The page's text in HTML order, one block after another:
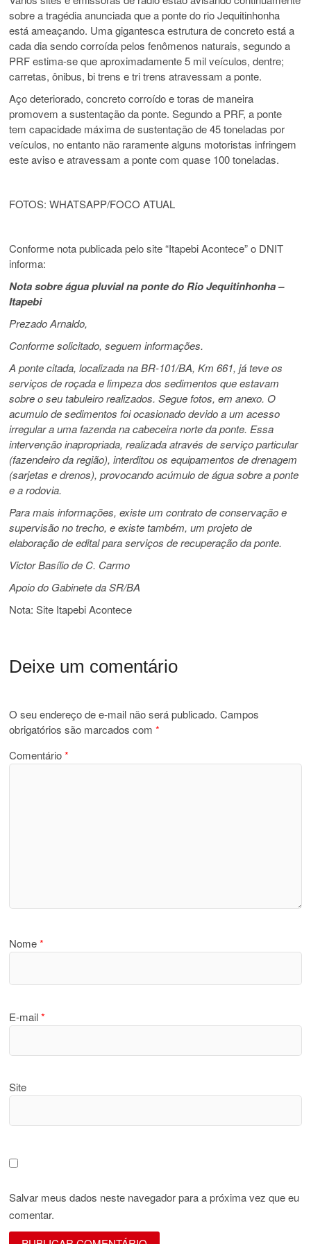
sobre a tragédia anunciada que a ponte do rio Jequitinhonha
está ameaçando. Uma gigantesca estrutura de concreto está a
cada dia sendo corroída pelos fenômenos naturais, segundo a
PRF estima-se que aproximadamente 5 mil veículos, dentre;
carretas, ônibus, bi trens e tri trens atravessam a ponte.
Aço deteriorado, concreto corroído e toras de maneira
promovem a sustentação da ponte. Segundo a PRF, a ponte
tem capacidade máxima de sustentação de 45 toneladas por
veículos, no entanto não raramente alguns motoristas infringem
este aviso e atravessam a ponte com quase 100 toneladas.
FOTOS: WHATSAPP/FOCO ATUAL
Conforme nota publicada pelo site “Itapebi Acontece” o DNIT
informa:
Nota sobre água pluvial na ponte do Rio Jequitinhonha –
Itapebi
Prezado Arnaldo,
Conforme solicitado, seguem informações.
A ponte citada, localizada na BR-101/BA, Km 661, já teve os
serviços de roçada e limpeza dos sedimentos que estavam
sobre o seu tabuleiro realizados. Segue fotos, em anexo. O
acumulo de sedimentos foi ocasionado devido a um acesso
irregular a uma fazenda na cabeceira norte da ponte. Essa
intervenção inapropriada, realizada através de serviço particular
(fazendeiro da região), interditou os equipamentos de drenagem
(sarjetas e drenos), provocando acúmulo de água sobre a ponte
e a rodovia.
Para mais informações, existe um contrato de conservação e
supervisão no trecho, e existe também, um projeto de
elaboração de edital para serviços de recuperação da ponte.
Victor Basílio de C. Carmo
Apoio do Gabinete da SR/BA
Nota: Site Itapebi Acontece
Deixe um comentário
O seu endereço de e-mail não será publicado. Campos
obrigatórios são marcados com*
Comentário*
Nome*
E-mail*
Site
Salvar meus dados neste navegador para a próxima vez que eu
comentar.